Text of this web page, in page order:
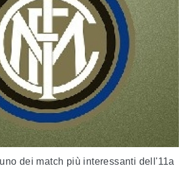
dei match più interessanti dell'11a